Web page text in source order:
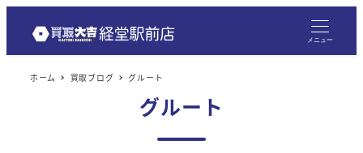
メニュー
ホーム 買取ブログ グルート
グルート